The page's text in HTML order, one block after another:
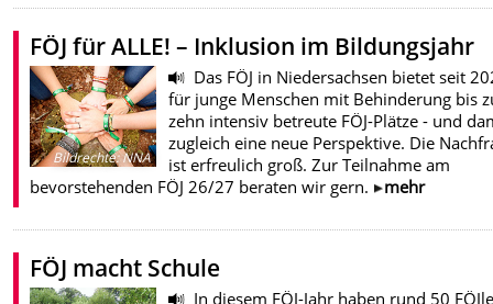
FÖJ für ALLE! – Inklusion im Bildungsjahr
Bildrechte:NNA
Das FÖJ in Niedersachsen bietet seit
für junge Menschen mit Behinderung bis
zehn intensiv betreute FÖJ-Plätze - und
zugleich eine neue Perspektive. Die
ist erfreulich groß. Zur Teilnahme am
bevorstehenden FÖJ 26/27 beraten wir gern.
mehr
FÖJ macht Schule
In diesem FÖJ-Jahr haben rund 50